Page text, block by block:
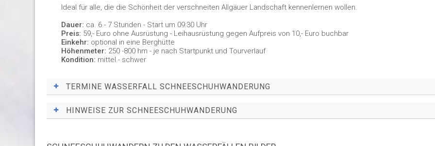
Ideal für alle, die die Schönheit der verschneiten Allgäuer Landschaft kennenlernen wollen.
Dauer: ca. 6 - 7 Stunden - Start um 09:30 Uhr
Preis: 59,- Euro ohne Ausrüstung - Leihausrüstung gegen Aufpreis von 10,- Euro buchbar
Einkehr: optional in eine Berghütte
Höhenmeter: 250 -800 hm - je nach Startpunkt und Tourverlauf
Kondition: mittel - schwer
TERMINE WASSERFALL SCHNEESCHUHWANDERUNG
Touren derzeit nicht verfügbar.
HINWEISE ZUR SCHNEESCHUHWANDERUNG